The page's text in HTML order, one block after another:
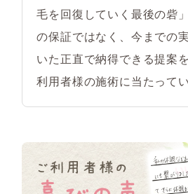
毛を回復していく最後の砦
の保証ではなく、今までの
いた正直で納得できる提案
利用者様の施術に当たってい